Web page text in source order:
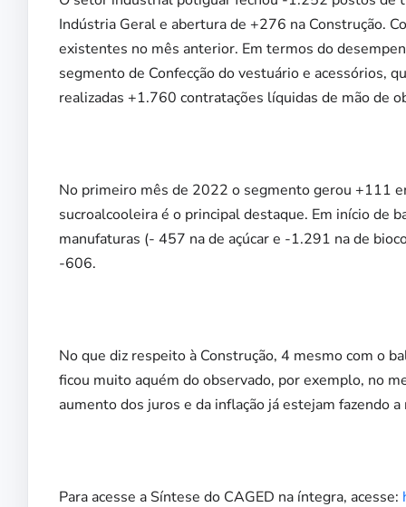
Indústria Geral e abertura de +276 na Construção.
existentes no mês anterior. Em termos do
segmento de Confecção do vestuário e acessórios,
realizadas +1.760 contratações líquidas de mão de
No primeiro mês de 2022 o segmento gerou +111
sucroalcooleira é o principal destaque. Em início de
manufaturas (- 457 na de açúcar e -1.291 na de
-606.
No que diz respeito à Construção, 4 mesmo com o
ficou muito aquém do observado, por exemplo, no
aumento dos juros e da inflação já estejam fazendo
Para acesse a Síntese do CAGED na íntegra, acesse: